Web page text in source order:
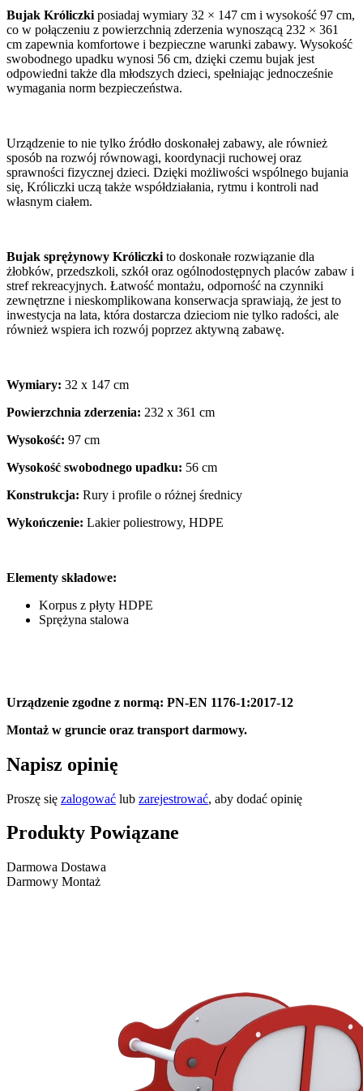
Bujak Króliczki posiadaj wymiary 32 × 147 cm i wysokość 97 cm,
co w połączeniu z powierzchnią zderzenia wynoszącą 232 × 361
cm zapewnia komfortowe i bezpieczne warunki zabawy. Wysokość
swobodnego upadku wynosi 56 cm, dzięki czemu bujak jest
odpowiedni także dla młodszych dzieci, spełniając jednocześnie
wymagania norm bezpieczeństwa.
Urządzenie to nie tylko źródło doskonałej zabawy, ale również
sposób na rozwój równowagi, koordynacji ruchowej oraz
sprawności fizycznej dzieci. Dzięki możliwości wspólnego bujania
się, Króliczki uczą także współdziałania, rytmu i kontroli nad
własnym ciałem.
Bujak sprężynowy Króliczki to doskonałe rozwiązanie dla
żłobków, przedszkoli, szkół oraz ogólnodostępnych placów zabaw i
stref rekreacyjnych. Łatwość montażu, odporność na czynniki
zewnętrzne i nieskomplikowana konserwacja sprawiają, że jest to
inwestycja na lata, która dostarcza dzieciom nie tylko radości, ale
również wspiera ich rozwój poprzez aktywną zabawę.
Wymiary: 32 x 147 cm
Powierzchnia zderzenia: 232 x 361 cm
Wysokość: 97 cm
Wysokość swobodnego upadku: 56 cm
Konstrukcja: Rury i profile o różnej średnicy
Wykończenie: Lakier poliestrowy, HDPE
Elementy składowe:
Korpus z płyty HDPE
Sprężyna stalowa
Urządzenie zgodne z normą: PN-EN 1176-1:2017-12
Montaż w gruncie oraz transport darmowy.
Napisz opinię
Proszę się zalogować lub zarejestrować, aby dodać opinię
Produkty Powiązane
Darmowa Dostawa
Darmowy Montaż